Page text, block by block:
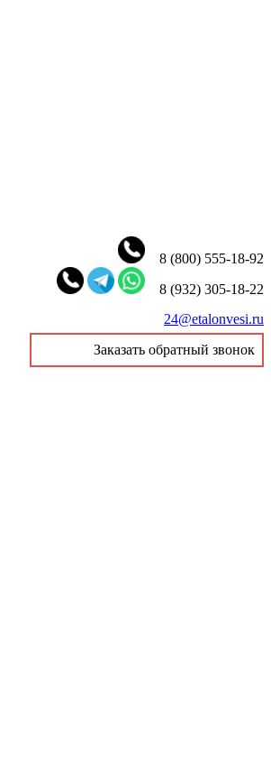
8 (800) 555-18-92
8 (932) 305-18-22
24@etalonvesi.ru
Заказать обратный звонок